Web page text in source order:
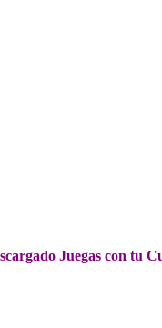
Juegas con tu